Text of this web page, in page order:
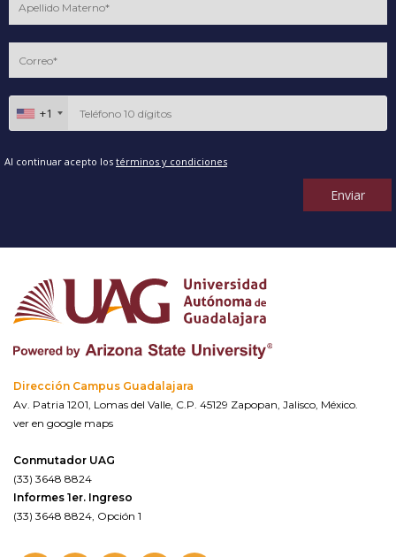
+1
Al continuar acepto los términos y condiciones
Enviar
Dirección Campus Guadalajara
Av. Patria 1201, Lomas del Valle, C.P. 45129 Zapopan, Jalisco, México.
ver en google maps
Conmutador UAG
(33) 3648 8824
Informes 1er. Ingreso
(33) 3648 8824, Opción 1